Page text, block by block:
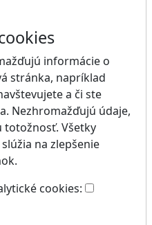
informácie o
stránka, napríklad
a či ste
Nezhromažďujú údaje,
totožnosť. Všetky
na zlepšenie
cookies: